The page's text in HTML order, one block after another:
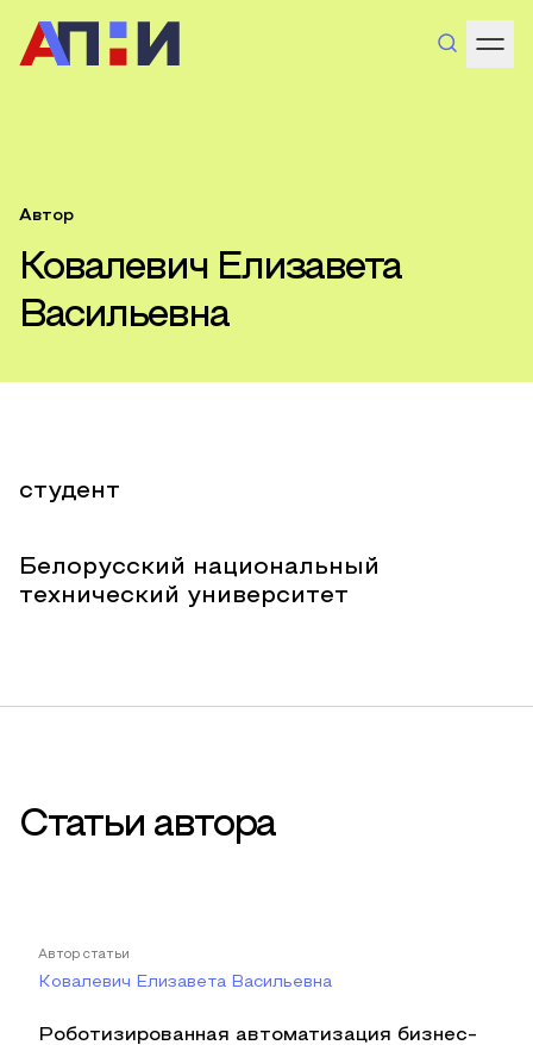
Автор
Ковалевич Елизавета
Васильевна
студент
Белорусский национальный
технический университет
Статьи автора
Автор статьи
Ковалевич Елизавета Васильевна
Роботизированная автоматизация бизнес-